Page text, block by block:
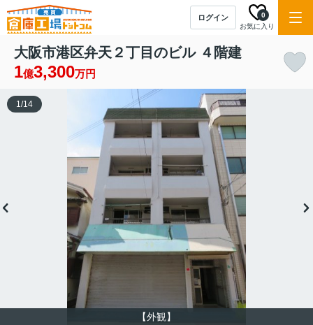
ログイン
お気に入り
0
大阪市港区弁天２丁目のビル ４階建
1億3,300万円
【外観】
1/14